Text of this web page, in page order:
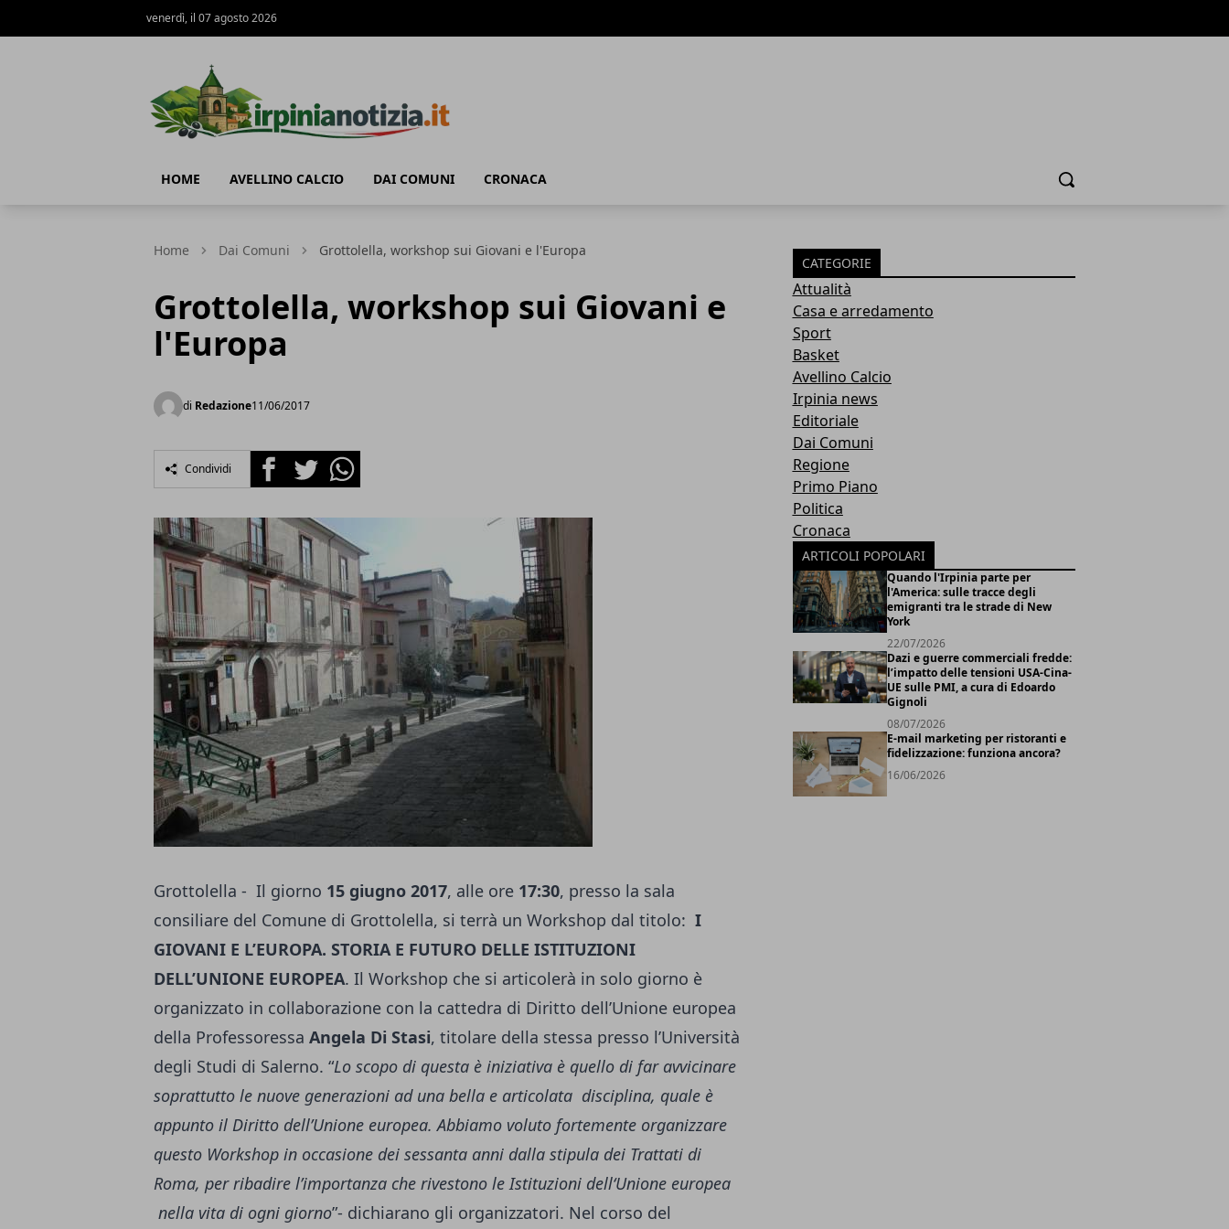
venerdì, il 07 agosto 2026
HOME AVELLINO CALCIO DAI COMUNI CRONACA Cerca
Home Dai Comuni Grottolella, workshop sui Giovani e l'Europa
Grottolella, workshop sui Giovani e
l'Europa
di Redazione11/06/2017
Condividi FacebookTwitterWhatsapp
Grottolella - Il giorno 15 giugno 2017, alle ore 17:30, presso la sala
consiliare del Comune di Grottolella, si terrà un Workshop dal titolo: I
GIOVANI E L’EUROPA. STORIA E FUTURO DELLE ISTITUZIONI
DELL’UNIONE EUROPEA. Il Workshop che si articolerà in solo giorno è
organizzato in collaborazione con la cattedra di Diritto dell’Unione europea
della Professoressa Angela Di Stasi, titolare della stessa presso l’Università
degli Studi di Salerno. “Lo scopo di questa è iniziativa è quello di far avvicinare
soprattutto le nuove generazioni ad una bella e articolata disciplina, quale è
appunto il Diritto dell’Unione europea. Abbiamo voluto fortemente organizzare
questo Workshop in occasione dei sessanta anni dalla stipula dei Trattati di
Roma, per ribadire l’importanza che rivestono le Istituzioni dell‘Unione europea
nella vita di ogni giorno”- dichiarano gli organizzatori. Nel corso del
CATEGORIE
Attualità
Casa e arredamento
Sport
Basket
Avellino Calcio
Irpinia news
Editoriale
Dai Comuni
Regione
Primo Piano
Politica
Cronaca
ARTICOLI POPOLARI
Quando l'Irpinia parte per
l'America: sulle tracce degli
emigranti tra le strade di New
York
22/07/2026
Dazi e guerre commerciali fredde:
l’impatto delle tensioni USA-Cina-
UE sulle PMI, a cura di Edoardo
Gignoli
08/07/2026
E-mail marketing per ristoranti e
fidelizzazione: funziona ancora?
16/06/2026